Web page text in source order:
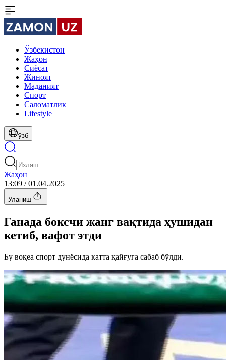
Ўзбекистон
Жаҳон
Сиёсат
Жиноят
Маданият
Спорт
Cаломатлик
Lifestyle
ўзб
Жаҳон
13:09 / 01.04.2025
Уланиш
Ганада боксчи жанг вақтида ҳушидан
кетиб, вафот этди
Бу воқеа спорт дунёсида катта қайғуга сабаб бўлди.